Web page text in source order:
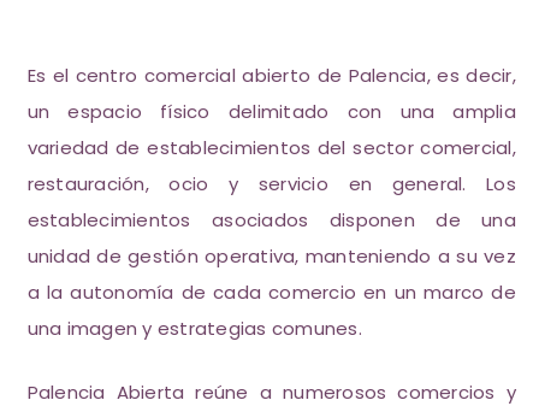
Es el centro comercial abierto de Palencia, es decir,
un espacio físico delimitado con una amplia
variedad de establecimientos del sector comercial,
restauración, ocio y servicio en general. Los
establecimientos asociados disponen de una
unidad de gestión operativa, manteniendo a su vez
a la autonomía de cada comercio en un marco de
una imagen y estrategias comunes.
Palencia Abierta reúne a numerosos comercios y